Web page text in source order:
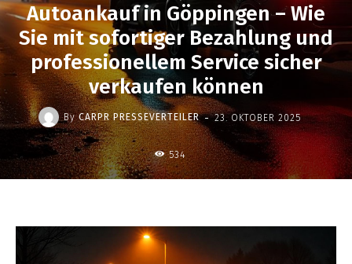
Autoankauf in Göppingen – Wie
Sie mit sofortiger Bezahlung und
professionellem Service sicher
verkaufen können
By CARPR PRESSEVERTEILER - 23. OKTOBER 2025
534